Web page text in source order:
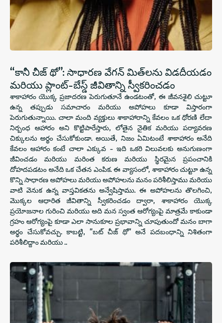
“కానీ చీజ్ థో”: సాధారణ వేగన్ మిత్‌లను విడదీయడం
మరియు ప్లాంట్-బేస్డ్ జీవితాన్ని స్వీకరించడం
శాకాహారం యొక్క ప్రజాదరణ పెరుగుతూనే ఉండటంతో, ఈ జీవనశైలి చుట్టూ
ఉన్న తప్పుడు సమాచారం మరియు అపోహలు కూడా విస్తారంగా
పెరుగుతున్నాయి. చాలా మంది వ్యక్తులు శాకాహారాన్ని కేవలం ఒక ధోరణి లేదా
నిర్బంధ ఆహారం అని కొట్టిపారేస్తారు, లోతైన నైతిక మరియు పర్యావరణ
చిక్కులను అర్థం చేసుకోకుండా. అయితే, నిజం ఏమిటంటే శాకాహారం అనేది
కేవలం ఆహారం కంటే చాలా ఎక్కువ - ఇది ఒకరి విలువలకు అనుగుణంగా
జీవించడం మరియు మరింత కరుణ మరియు స్థిరమైన ప్రపంచానికి
దోహదపడటం అనేది ఒక చేతన ఎంపిక. ఈ వ్యాసంలో, శాకాహారం చుట్టూ ఉన్న
కొన్ని సాధారణ అపోహలు మరియు అపోహలను మనం పరిశీలిస్తాము మరియు
వాటి వెనుక ఉన్న వాస్తవికతను అన్వేషిస్తాము. ఈ అపోహలను తొలగించి,
మొక్కల ఆధారిత జీవితాన్ని స్వీకరించడం ద్వారా, శాకాహారం యొక్క
ప్రయోజనాల గురించి మరియు అది మన స్వంత ఆరోగ్యంపై మాత్రమే కాకుండా
గ్రహం ఆరోగ్యంపై కూడా ఎలా సానుకూల ప్రభావాన్ని చూపుతుందో మనం బాగా
అర్థం చేసుకోవచ్చు. కాబట్టి, "బట్ చీజ్ థో" అనే పదబంధాన్ని నిశితంగా
పరిశీలిద్దాం మరియు ..